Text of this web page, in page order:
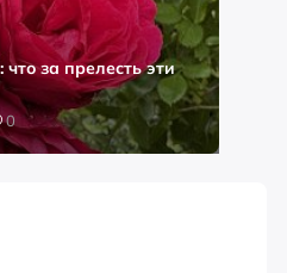
0
за прелесть эти